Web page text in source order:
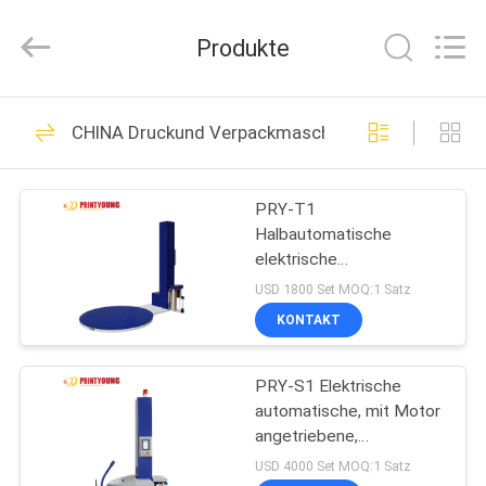
HAUS
PRODUKTE
UNS
AUSFLUG
Industry
Co.,Ltd.
Reserved.
Ordner gluer
Maschine
89
lamellierende
Maschine des
103
Produkte
CHINA Druckund Verpackmaschinen
PRY-T1
Halbautomatische
elektrische
für Lebensmittel und
Getränke mit PLC-
USD 1800 Set MOQ:1 Satz
KONTAKT
PRY-S1 Elektrische
automatische, mit Motor
angetriebene,
selbstfahrende Stretch-
USD 4000 Set MOQ:1 Satz